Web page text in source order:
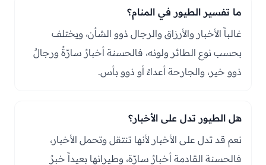
ما تفسير الطيور في المنام؟
غالباً الأخبار والأرزاق والرجال ذوو الشأن، ويختلف
بحسب نوع الطائر ولونه، فالحسنة أخبارٌ سارّةٌ ورجالٌ
ذوو خير، والجارحة أعداءٌ أو ذوو بأس.
هل الطيور تدل على الأخبار؟
نعم قد تدل على الأخبار لأنها تنتقل وتحمل الأخبار،
فالحسنة القادمة أخبارٌ سارّة، وطيرانها بعيداً خبرٌ